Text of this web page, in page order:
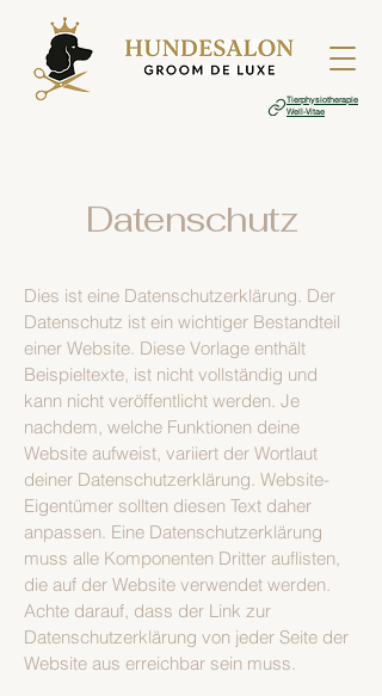
Tierphysiotherapie
Well-Vitae
Datenschutz
Dies ist eine Datenschutzerklärung. Der
Datenschutz ist ein wichtiger Bestandteil
einer Website. Diese Vorlage enthält
Beispieltexte, ist nicht vollständig und
kann nicht veröffentlicht werden. Je
nachdem, welche Funktionen deine
Website aufweist, variiert der Wortlaut
deiner Datenschutzerklärung. Website-
Eigentümer sollten diesen Text daher
anpassen. Eine Datenschutzerklärung
muss alle Komponenten Dritter auflisten,
die auf der Website verwendet werden.
Achte darauf, dass der Link zur
Datenschutzerklärung von jeder Seite der
Website aus erreichbar sein muss.